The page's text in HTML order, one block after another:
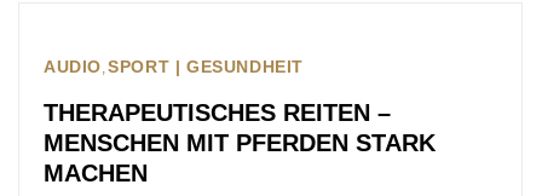
AUDIO SPORT | GESUNDHEIT
THERAPEUTISCHES REITEN –
MENSCHEN MIT PFERDEN STARK
MACHEN